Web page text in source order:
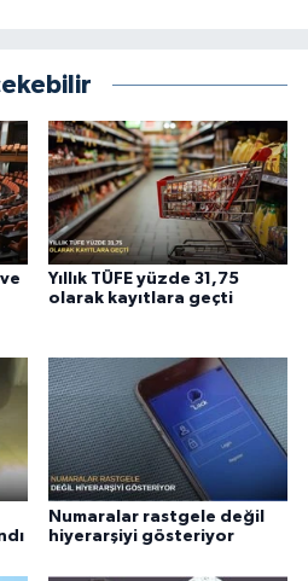
Yıllık TÜFE yüzde 31,75
olarak kayıtlara geçti
Numaralar rastgele değil
hiyerarşiyi gösteriyor